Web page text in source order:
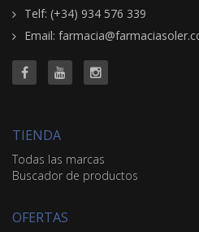
Telf: (+34) 934 576 339
Email:
TIENDA
Todas las marcas
Buscador de productos
OFERTAS